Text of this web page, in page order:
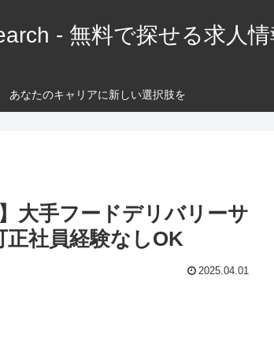
- 無料で探せる求人
あなたのキャリアに新しい選択肢を
大手フードデリバリーサ
社員経験なしOK
2025.04.01